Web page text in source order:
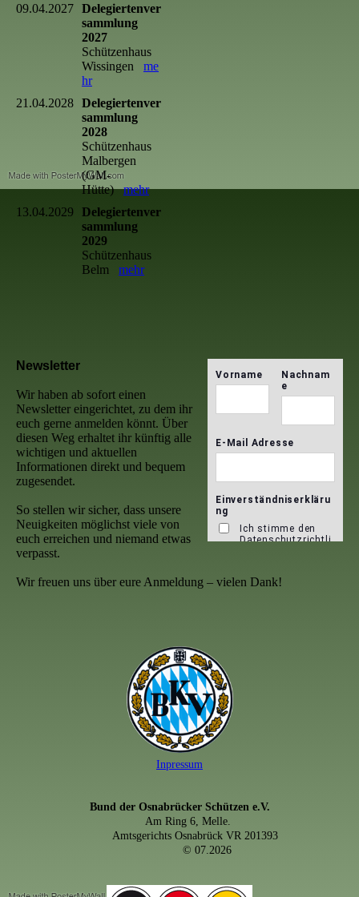
09.04.2027 Delegiertenver
sammlung
2027
Schützenhaus
Wissingen me
hr
21.04.2028 Delegiertenver
sammlung
2028
Schützenhaus
Malbergen
(GM-
Hütte)mehr
13.04.2029
Delegiertenver
sammlung
2029
Schützenhaus
Belm mehr
Newsletter
Wir haben ab sofort einen
Newsletter eingerichtet, zu dem ihr
euch gerne anmelden könnt. Über
diesen Weg erhaltet ihr künftig alle
wichtigen und aktuellen
Informationen direkt und bequem
zugesendet.
So stellen wir sicher, dass unsere
Neuigkeiten möglichst viele von
euch erreichen und niemand etwas
verpasst.
Wir freuen uns über eure Anmeldung – vielen Dank!
Inpressum
Bund der Osnabrücker Schützen e.V.
Am Ring 6, Melle.
Amtsgerichts Osnabrück VR 201393
© 07.2026